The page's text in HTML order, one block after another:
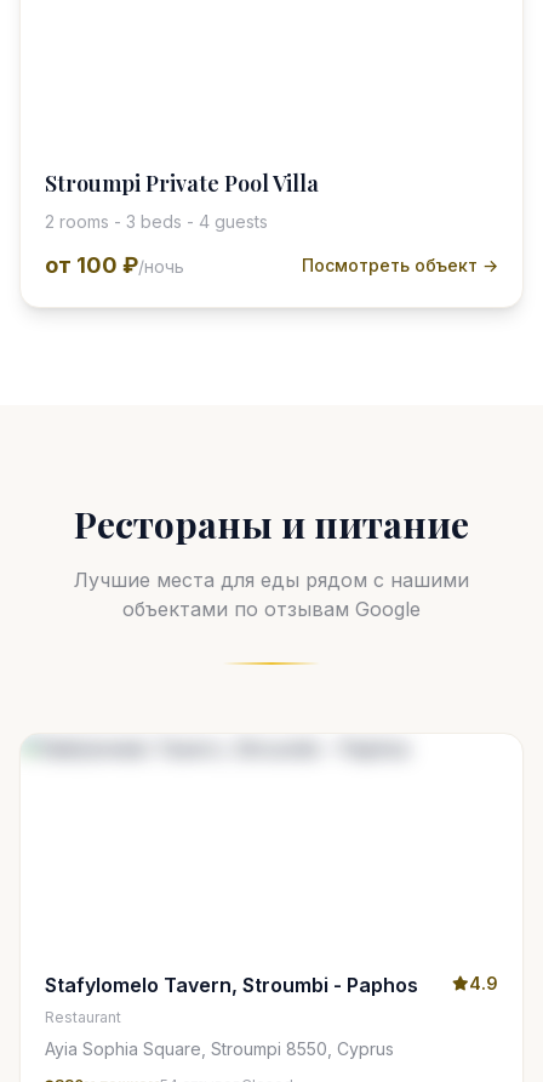
Stroumpi Private Pool Villa
2 rooms - 3 beds - 4 guests
от 100 ₽/ночь Посмотреть объект →
Рестораны и питание
Лучшие места для еды рядом с нашими
объектами по отзывам Google
Stafylomelo Tavern, Stroumbi - Paphos 4.9
Restaurant
Ayia Sophia Square, Stroumpi 8550, Cyprus